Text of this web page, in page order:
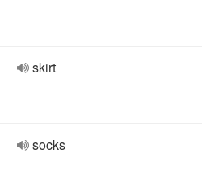
skirt
socks